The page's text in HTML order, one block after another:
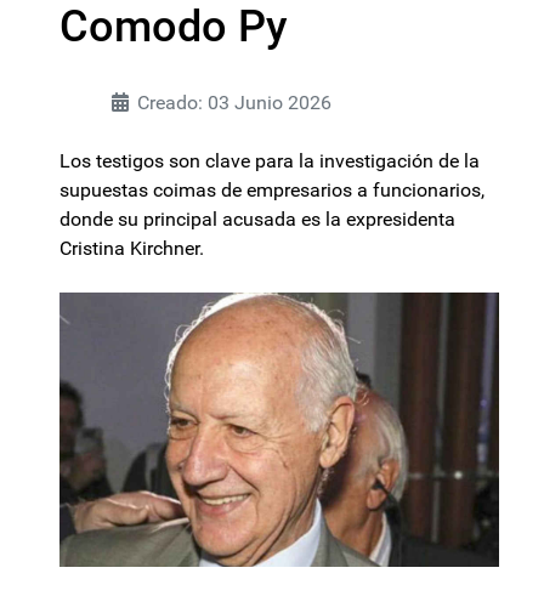
Comodo Py
Creado: 03 Junio 2026
Los testigos son clave para la investigación de la
supuestas coimas de empresarios a funcionarios,
donde su principal acusada es la expresidenta
Cristina Kirchner.